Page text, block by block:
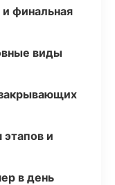
и финальная
виды
и
в день